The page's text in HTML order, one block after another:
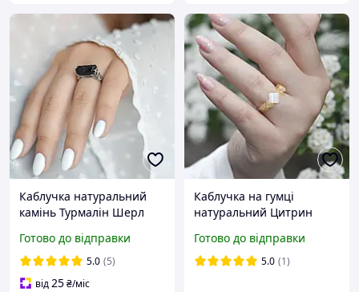
Каблучка натуральний
камінь Турмалін Шерл
обплетенні з
нержавіючої сталі d-
13х6мм+- 16 та 17 р-р
Готово до відправки
5.0 (5)
від25₴/міс
Каблучка на гумці
натуральний Цитрин
Перламутр Конюшина d-
8х4-3мм+- 15-18р-р
Готово до відправки
5.0 (1)